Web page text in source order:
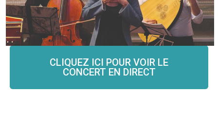
COMPLET – JAUGE DE 50 SPECTATEURS
ATTEINTE
CLIQUEZ ICI POUR VOIR LE
CONCERT EN DIRECT